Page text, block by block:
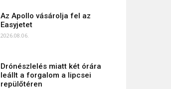
Az Apollo vásárolja fel az
Easyjetet
2026.08.06.
Drónészlelés miatt két órára
leállt a forgalom a lipcsei
repülőtéren